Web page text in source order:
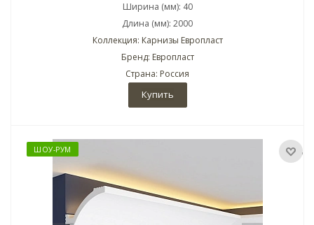
Ширина (мм): 40
Длина (мм): 2000
Коллекция: Карнизы Европласт
Бренд: Европласт
Страна: Россия
Купить
ШОУ-РУМ